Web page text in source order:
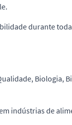
durante
Biologia,
indústrias de